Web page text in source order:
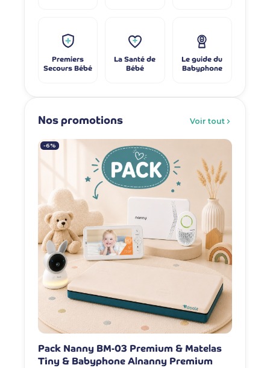
Premiers
Secours Bébé
La Santé de
Bébé
Le guide du
Babyphone
Nos promotions Voir tout
-6%
Pack Nanny BM-03 Premium & Matelas
Tiny & Babyphone Alnanny Premium